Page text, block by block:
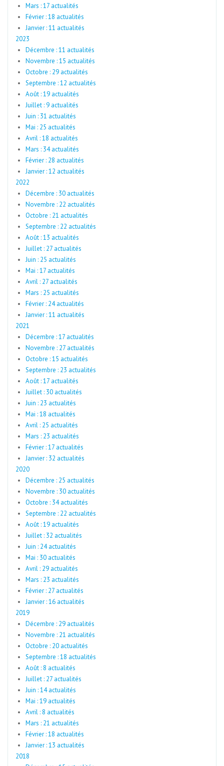
Mars : 17 actualités
Février : 18 actualités
Janvier : 11 actualités
2023
Décembre : 11 actualités
Novembre : 15 actualités
Octobre : 29 actualités
Septembre : 12 actualités
Août : 19 actualités
Juillet : 9 actualités
Juin : 31 actualités
Mai : 25 actualités
Avril : 18 actualités
Mars : 34 actualités
Février : 28 actualités
Janvier : 12 actualités
2022
Décembre : 30 actualités
Novembre : 22 actualités
Octobre : 21 actualités
Septembre : 22 actualités
Août : 13 actualités
Juillet : 27 actualités
Juin : 25 actualités
Mai : 17 actualités
Avril : 27 actualités
Mars : 25 actualités
Février : 24 actualités
Janvier : 11 actualités
2021
Décembre : 17 actualités
Novembre : 27 actualités
Octobre : 15 actualités
Septembre : 23 actualités
Août : 17 actualités
Juillet : 30 actualités
Juin : 23 actualités
Mai : 18 actualités
Avril : 25 actualités
Mars : 23 actualités
Février : 17 actualités
Janvier : 32 actualités
2020
Décembre : 25 actualités
Novembre : 30 actualités
Octobre : 34 actualités
Septembre : 22 actualités
Août : 19 actualités
Juillet : 32 actualités
Juin : 24 actualités
Mai : 30 actualités
Avril : 29 actualités
Mars : 23 actualités
Février : 27 actualités
Janvier : 16 actualités
2019
Décembre : 29 actualités
Novembre : 21 actualités
Octobre : 20 actualités
Septembre : 18 actualités
Août : 8 actualités
Juillet : 27 actualités
Juin : 14 actualités
Mai : 19 actualités
Avril : 8 actualités
Mars : 21 actualités
Février : 18 actualités
Janvier : 13 actualités
2018